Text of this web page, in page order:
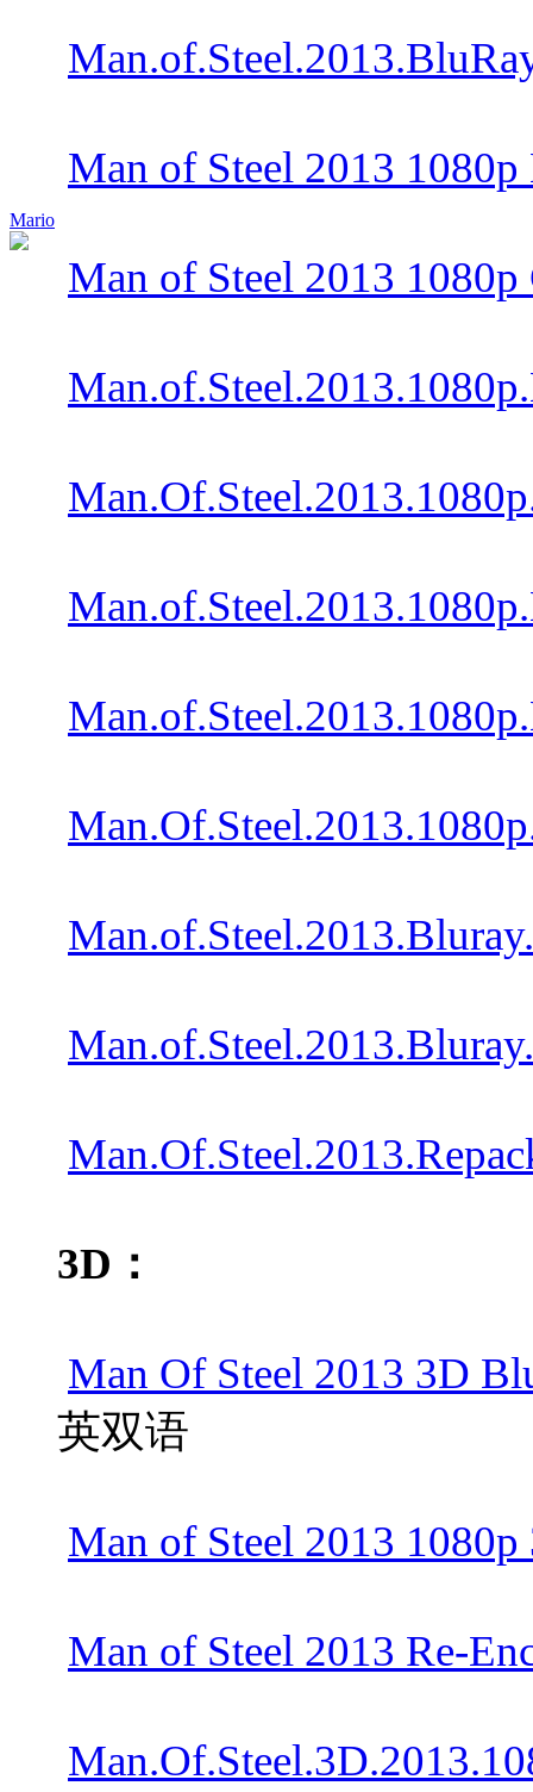
Mario
Man of Steel 2013
Man of Steel 2013
3D：
Man Of Steel 2013 3D
英双语
Man of Steel 2013
Man of Steel 2013 Re-